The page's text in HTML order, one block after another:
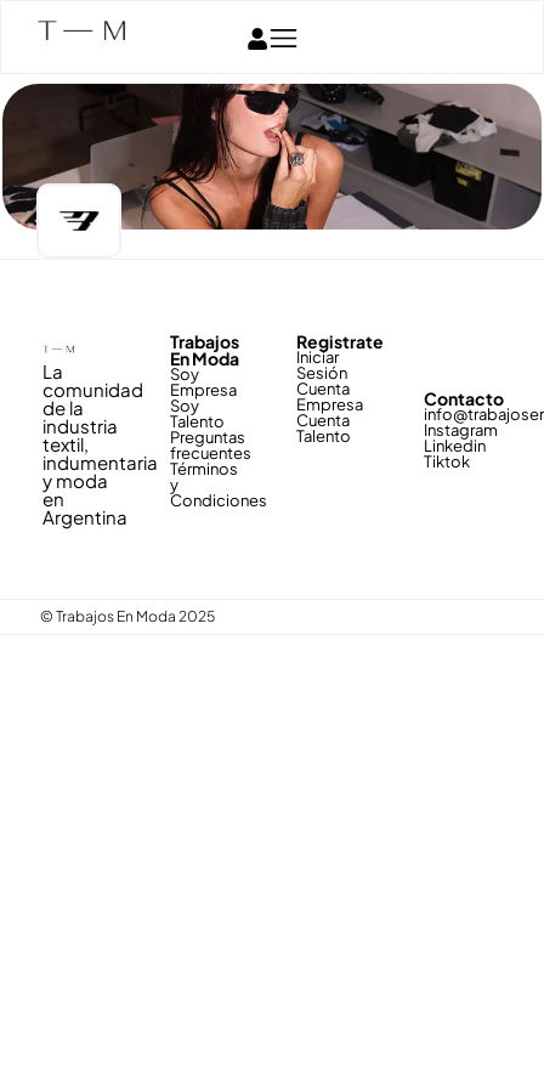
La
comunidad
de la
industria
textil,
indumentaria
y moda
en
Argentina
Trabajos
En Moda
Soy
Empresa
Soy
Talento
Preguntas
frecuentes
Términos
y
Condiciones
Registrate
Iniciar
Sesión
Cuenta
Empresa
Cuenta
Talento
Contacto
Instagram
Linkedin
Tiktok
© Trabajos En Moda 2025